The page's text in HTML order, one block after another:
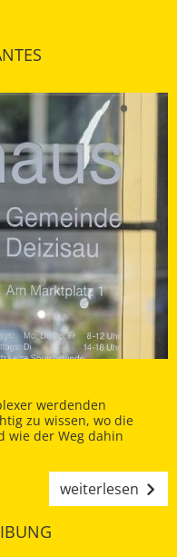
werdenden
zu wissen, wo die
wie der Weg dahin
weiterlesen